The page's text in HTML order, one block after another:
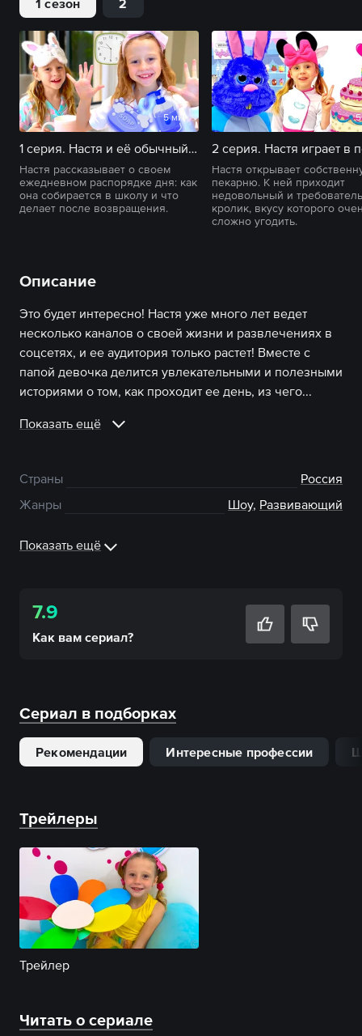
1 сезон 2
5 мин
1 серия. Настя и её обычный школьный день с утренней рутиной
Настя рассказывает о своем
ежедневном распорядке дня: как
она собирается в школу и что
делает после возвращения.
Настя открывает
пекарню. К ней приходит
недовольный и
кролик, вкусу которого
сложно угодить.
Описание
Это будет интересно! Настя уже много лет ведет
несколько каналов о своей жизни и развлечениях в
соцсетях, и ее аудитория только растет! Вместе с
папой девочка делится увлекательными и полезными
историями о том, как проходит ее день, из чего...
Показать ещё
Страны
Россия
Жанры
Шоу, Развивающий
Показать ещё
7.9
Как вам сериал?
Сериал в подборках
Рекомендации Интересные профессии
Трейлеры
Трейлер
Читать о сериале